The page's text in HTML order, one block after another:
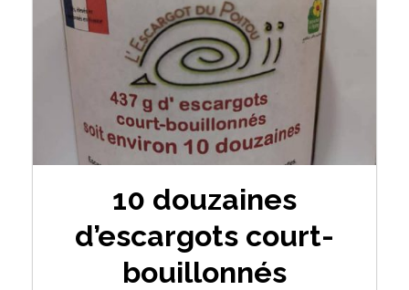
10 douzaines
d’escargots court-
bouillonnés